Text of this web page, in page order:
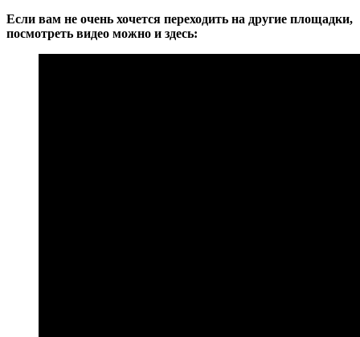
Если вам не очень хочется переходить на другие площадки,
посмотреть видео можно и здесь: